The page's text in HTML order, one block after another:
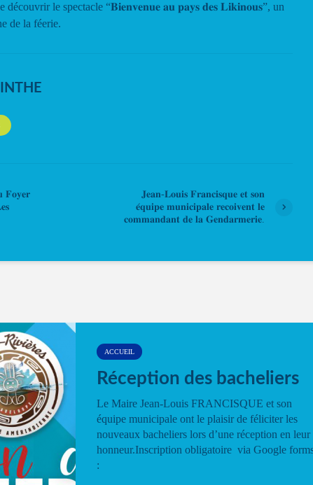
découvrir le spectacle “𝐁𝐢𝐞𝐧𝐯𝐞𝐧𝐮𝐞 𝐚𝐮 𝐩𝐚𝐲𝐬 𝐝𝐞𝐬 𝐋𝐢𝐤𝐢𝐧𝐨𝐮𝐬”, un
de la féerie.
𝐅𝐨𝐲𝐞𝐫
𝐉𝐞𝐚𝐧-𝐋𝐨𝐮𝐢𝐬 𝐅𝐫𝐚𝐧𝐜𝐢𝐬𝐪𝐮𝐞 𝐞𝐭 𝐬𝐨𝐧
𝐞́𝐪𝐮𝐢𝐩𝐞 𝐦𝐮𝐧𝐢𝐜𝐢𝐩𝐚𝐥𝐞 𝐫𝐞𝐜𝐨𝐢𝐯𝐞𝐧𝐭 𝐥𝐞
𝐜𝐨𝐦𝐦𝐚𝐧𝐝𝐚𝐧𝐭 𝐝𝐞 𝐥𝐚 𝐆𝐞𝐧𝐝𝐚𝐫𝐦𝐞𝐫𝐢𝐞.
ACCUEIL
Réception des bacheliers
Le Maire Jean-Louis FRANCISQUE et son
équipe municipale ont le plaisir de féliciter les
nouveaux bacheliers lors d’une réception en leur
honneur.Inscription obligatoire via Google
: